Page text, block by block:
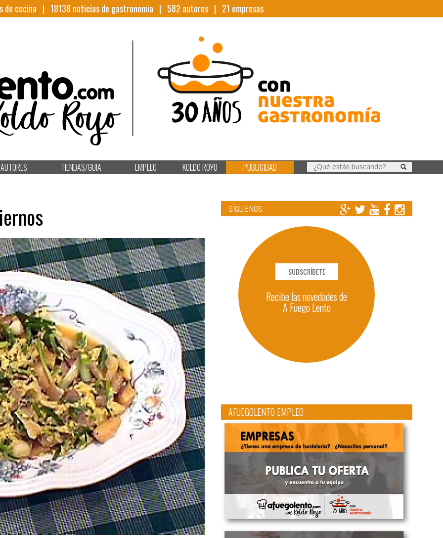
de cocina | 18138 noticias de gastronomia | 582 autores | 21 empresas
AUTORES TIENDAS/GUIA EMPLEO KOLDO ROYO PUBLICIDAD
SÍGUENOS
SUBSCRÍBETE
Recibe las novedades de
A Fuego Lento
AFUEGOLENTO EMPLEO